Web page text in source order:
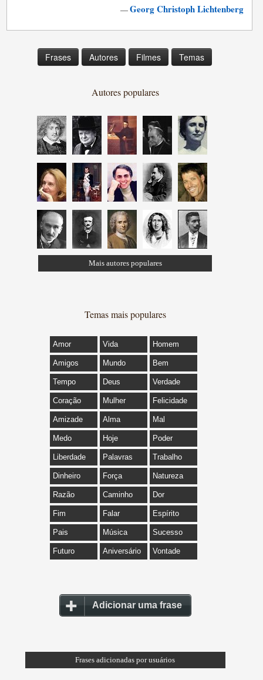
—Georg Christoph Lichtenberg
Frases Autores Filmes Temas
Autores populares
Mais autores populares
Temas mais populares
Amor Vida Homem
Amigos Mundo Bem
Tempo Deus Verdade
Coração Mulher Felicidade
Amizade Alma Mal
Medo Hoje Poder
Liberdade Palavras Trabalho
Dinheiro Força Natureza
Razão Caminho Dor
Fim Falar Espírito
Pais Música Sucesso
Futuro Aniversário Vontade
Adicionar uma frase
Frases adicionadas por usuários